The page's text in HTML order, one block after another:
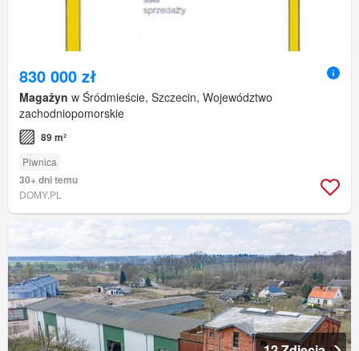
830 000 zł
Magażyn w Śródmieście, Szczecin, Województwo
zachodniopomorskie
89 m²
Piwnica
30+ dni temu
DOMY.PL